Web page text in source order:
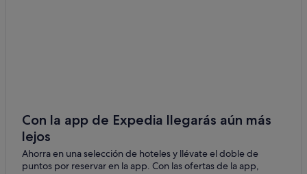
Con la app de Expedia llegarás aún más
lejos
Ahorra en una selección de hoteles y llévate el doble de
puntos por reservar en la app. Con las ofertas de la app,